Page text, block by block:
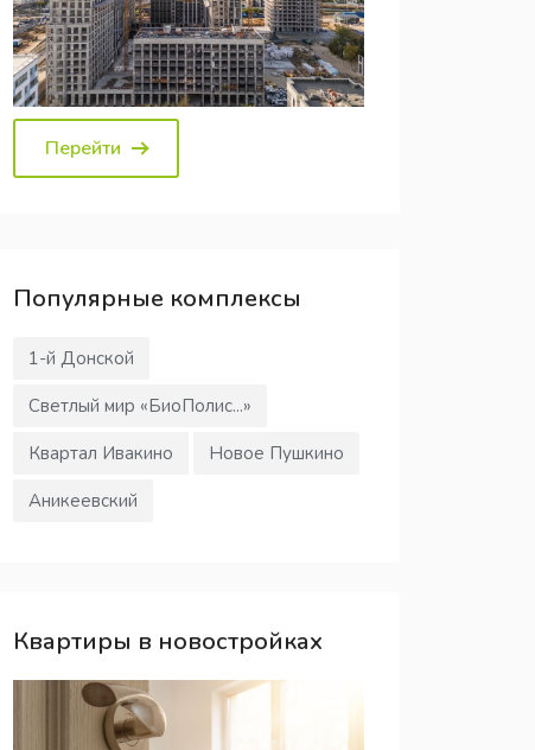
Перейти
Популярные комплексы
1-й Донской
Светлый мир «БиоПолис...»
Квартал Ивакино
Новое Пушкино
Аникеевский
Квартиры в новостройках